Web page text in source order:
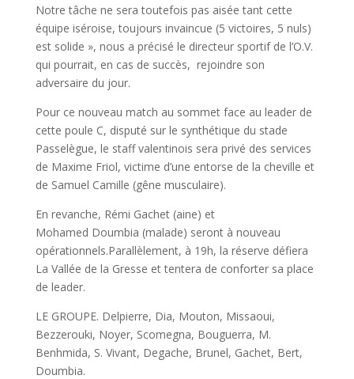
Notre tâche ne sera toutefois pas aisée tant cette
équipe iséroise, toujours invaincue (5 victoires, 5 nuls)
est solide », nous a précisé le directeur sportif de l’O.V.
qui pourrait, en cas de succès, rejoindre son
adversaire du jour.
Pour ce nouveau match au sommet face au leader de
cette poule C, disputé sur le synthétique du stade
Passelègue, le staff valentinois sera privé des services
de Maxime Friol, victime d’une entorse de la cheville et
de Samuel Camille (gêne musculaire).
En revanche, Rémi Gachet (aine) et
Mohamed Doumbia (malade) seront à nouveau
opérationnels.Parallèlement, à 19h, la réserve défiera
La Vallée de la Gresse et tentera de conforter sa place
de leader.
LE GROUPE. Delpierre, Dia, Mouton, Missaoui,
Bezzerouki, Noyer, Scomegna, Bouguerra, M.
Benhmida, S. Vivant, Degache, Brunel, Gachet, Bert,
Doumbia.